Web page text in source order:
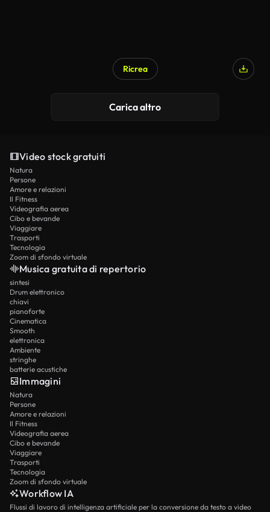
Ricrea
Carica altro
Video stock gratuiti
Natura
Persone
Amore e relazioni
Il Fitness
Videografia aerea
Cibo e bevande
Viaggiare
Trasporti
Tecnologia
Zoom di sfondo virtuale
Musica gratuita di repertorio
sintesi
Drum elettronico
chiavi
pianoforte
Cinematica
Smooth
elettronica
Ambiente
stringhe
batterie acustiche
Immagini
Natura
Persone
Amore e relazioni
Il Fitness
Videografia aerea
Cibo e bevande
Viaggiare
Trasporti
Tecnologia
Zoom di sfondo virtuale
Workflow IA
Flussi di lavoro di intelligenza artificiale per la conversione da testo a video